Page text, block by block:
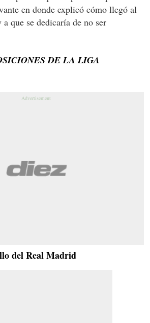
en donde explicó cómo llegó al
que se dedicaría de no ser
DE LA LIGA
del Real Madrid